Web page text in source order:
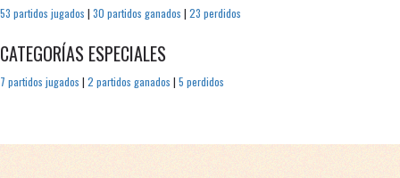
53 partidos jugados | 30 partidos ganados | 23 perdidos
CATEGORÍAS ESPECIALES
7 partidos jugados | 2 partidos ganados | 5 perdidos